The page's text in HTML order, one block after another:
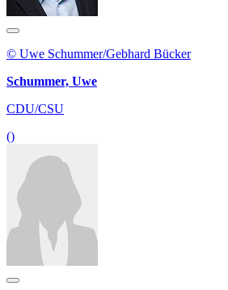
© Uwe Schummer/Gebhard Bücker
Schummer, Uwe
CDU/CSU
()